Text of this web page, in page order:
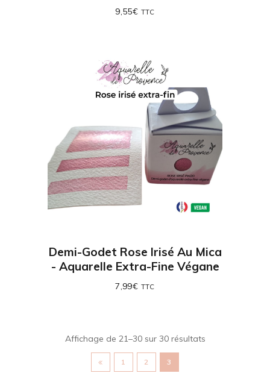
9,55€ TTC
Demi-Godet Rose Irisé Au Mica
- Aquarelle Extra-Fine Végane
7,99€ TTC
Affichage de 21–30 sur 30 résultats
1 2 3